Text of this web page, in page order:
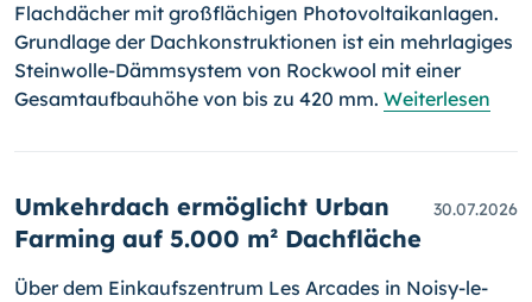
Flachdächer mit großflächigen Photovoltaikanlagen.
Grundlage der Dachkonstruktionen ist ein mehrlagiges
Steinwolle-Dämmsystem von Rockwool mit einer
Gesamtaufbauhöhe von bis zu 420 mm. Weiterlesen
Umkehrdach ermöglicht Urban
Farming auf 5.000 m² Dachfläche
30.07.2026
Über dem Einkaufszentrum Les Arcades in Noisy-le-